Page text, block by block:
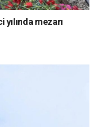
mezarı